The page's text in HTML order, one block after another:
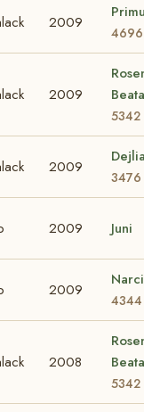
2009
4696
2009
Beata
5342
2009
3476
2009 Juni
2009
4344
2008
Beata
5342